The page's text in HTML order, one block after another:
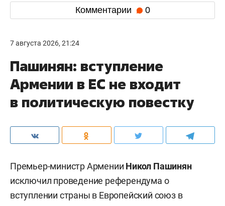
Комментарии 0
7 августа 2026, 21:24
Пашинян: вступление
Армении в ЕС не входит
в политическую повестку
Премьер-министр Армении Никол Пашинян
исключил проведение референдума о
вступлении страны в Европейский союз в